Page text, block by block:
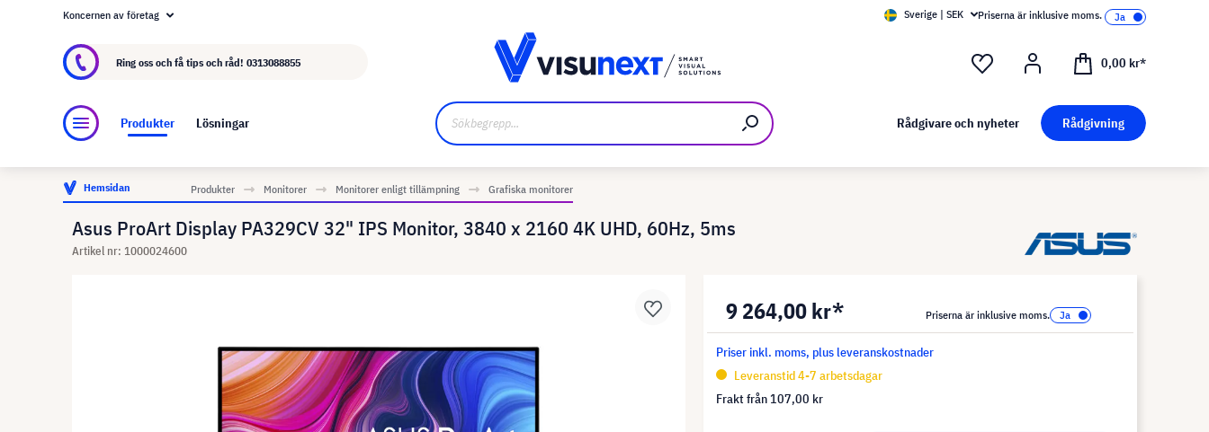
Om visunext.se
Koncernen av företag Sverige | SEK Priserna är inklusive moms.
Ring oss och få tips och råd! 0313088855 0,00 kr*
Produkter Lösningar Rådgivare och nyheter Rådgivning
Hemsidan Produkter Monitorer Monitorer enligt tillämpning Grafiska monitorer
Asus ProArt Display PA329CV 32" IPS Monitor, 3840 x 2160 4K UHD, 60Hz, 5ms
Artikel nr: 1000024600
9 264,00 kr* Priserna är inklusive moms.
Priser inkl. moms, plus leveranskostnader
Leveranstid 4-7 arbetsdagar
Frakt från 107,00 kr